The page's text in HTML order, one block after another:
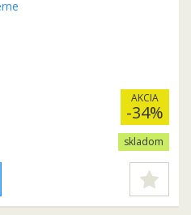
AKCIA
-34%
skladom